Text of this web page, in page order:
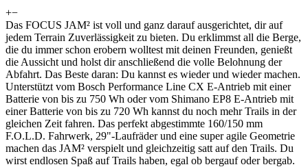
+−
Das FOCUS JAM² ist voll und ganz darauf ausgerichtet, dir auf
jedem Terrain Zuverlässigkeit zu bieten. Du erklimmst all die Berge,
die du immer schon erobern wolltest mit deinen Freunden, genießt
die Aussicht und holst dir anschließend die volle Belohnung der
Abfahrt. Das Beste daran: Du kannst es wieder und wieder machen.
Unterstützt vom Bosch Performance Line CX E-Antrieb mit einer
Batterie von bis zu 750 Wh oder vom Shimano EP8 E-Antrieb mit
einer Batterie von bis zu 720 Wh kannst du noch mehr Trails in der
gleichen Zeit fahren. Das perfekt abgestimmte 160/150 mm
F.O.L.D. Fahrwerk, 29"-Laufräder und eine super agile Geometrie
machen das JAM² verspielt und gleichzeitig satt auf den Trails. Du
wirst endlosen Spaß auf Trails haben, egal ob bergauf oder bergab.